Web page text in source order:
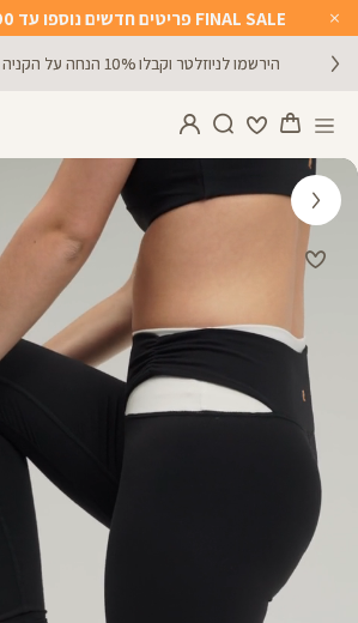
Close
Timer
FINAL SALE פריטים חדשים נוספו עד 169.90 ש"ח >>
הירשמו לניוזלטר וקבלו 10% הנחה על הקניה הראשונה באתר